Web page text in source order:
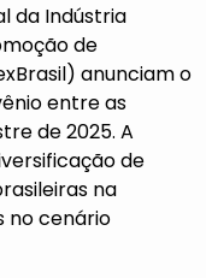
da Indústria
de
) anunciam o
entre as
de 2025. A
de
na
no cenário